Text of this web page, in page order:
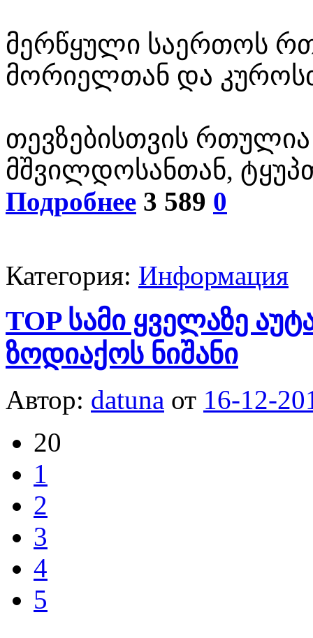
მერწყული საერთოს
მორიელთან და
თევზებისთვის
მშვილდოსანთან,
Подробнее 3 589 0
Категория: Информация
TOP სამი ყველაზე
ზოდიაქოს ნიშანი
Автор: datuna от 16-12-
20
1
2
3
4
5